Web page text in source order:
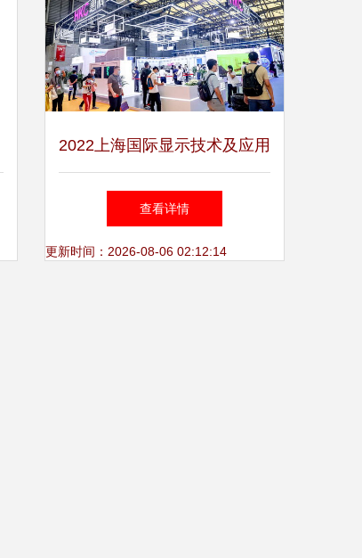
2022上海国际显示技术及应用
创新展 DIC与上海技术咨询的
未来视界
查看详情
更新时间：2026-08-06 02:12:14